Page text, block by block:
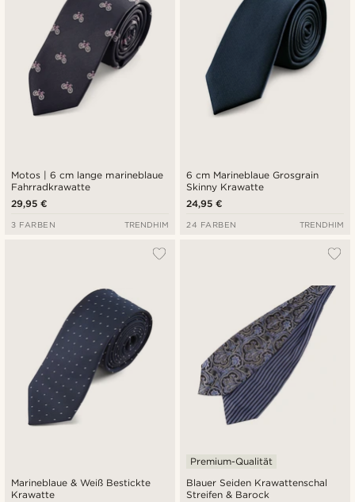
Motos | 6 cm lange marineblaue
Fahrradkrawatte
29,95 €
3 FARBEN TRENDHIM
6 cm Marineblaue Grosgrain
Skinny Krawatte
24,95 €
24 FARBEN TRENDHIM
Marineblaue & Weiß Bestickte
Krawatte
Blauer Seiden Krawattenschal
Streifen & Barock
Premium-Qualität